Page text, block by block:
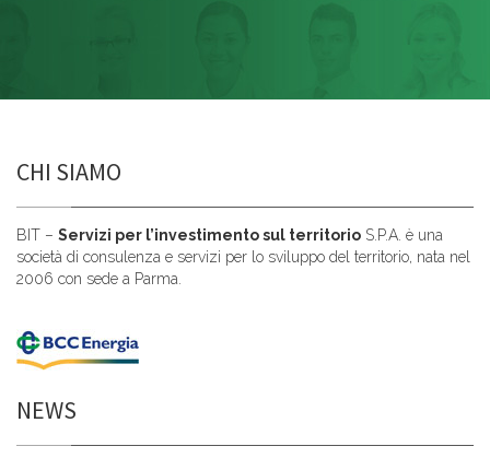
CHI SIAMO
BIT – Servizi per l’investimento sul territorio S.P.A. è una
società di consulenza e servizi per lo sviluppo del territorio, nata nel
2006 con sede a Parma.
NEWS